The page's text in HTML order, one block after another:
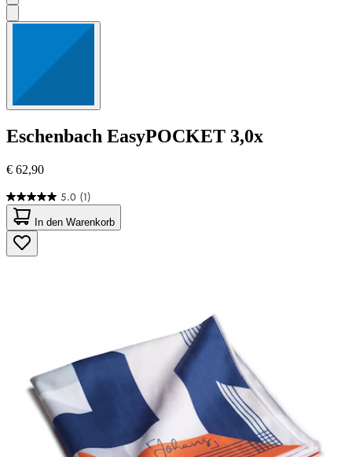
Eschenbach EasyPOCKET 3,0x
€ 62,90
5.0 (1)
5.0
von
5
Sternen.
1
In den Warenkorb